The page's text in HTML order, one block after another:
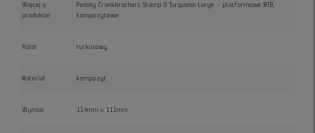
Więcej o
produkcie
Pedały Crankbrothers Stamp 0 Turquoise Large – platformowe MTB,
kompozytowe
Kolor turkusowy
Materiał kompozyt
Wymiar 114mm x 111mm